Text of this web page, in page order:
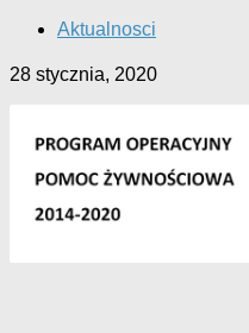
Aktualnosci
28 stycznia, 2020